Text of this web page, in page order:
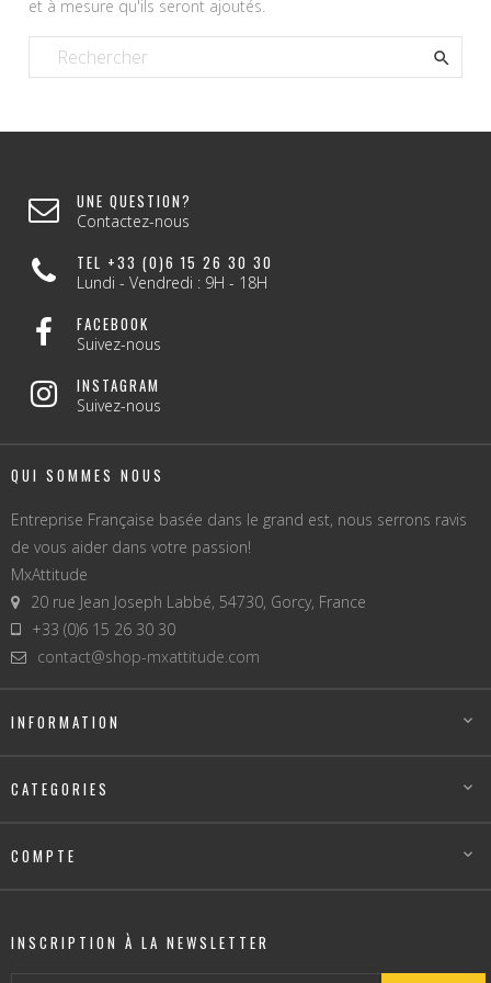
et à mesure qu'ils seront ajoutés.

UNE QUESTION?
Contactez-nous
TEL +33 (0)6 15 26 30 30
Lundi - Vendredi : 9H - 18H
FACEBOOK
Suivez-nous
INSTAGRAM
Suivez-nous
QUI SOMMES NOUS
Entreprise Française basée dans le grand est, nous serrons ravis
de vous aider dans votre passion!
MxAttitude
20 rue Jean Joseph Labbé, 54730, Gorcy, France
+33 (0)6 15 26 30 30
contact@shop-mxattitude.com
INFORMATION 
CATEGORIES 
COMPTE 
INSCRIPTION À LA NEWSLETTER